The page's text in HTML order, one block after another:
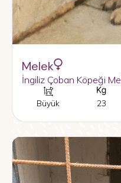
Melek
İngiliz Çoban Köpeği
Büyük 23